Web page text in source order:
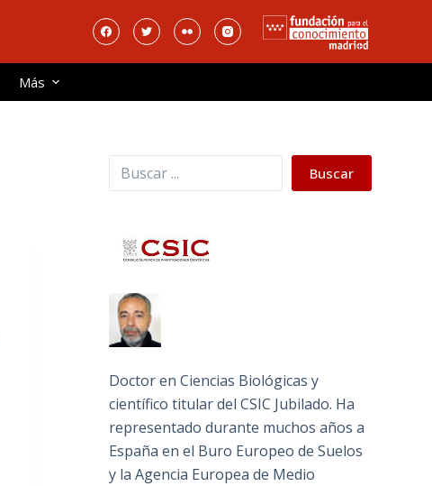
Más
Buscar Buscar
Doctor en Ciencias Biológicas y
científico titular del CSIC Jubilado. Ha
representado durante muchos años a
España en el Buro Europeo de Suelos
y la Agencia Europea de Medio